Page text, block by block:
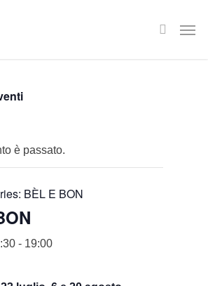
search
è passato.
BÈL E BON
- 19:00